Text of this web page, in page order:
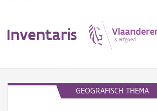
Inventaris
GEOGRAFISCH THEMA